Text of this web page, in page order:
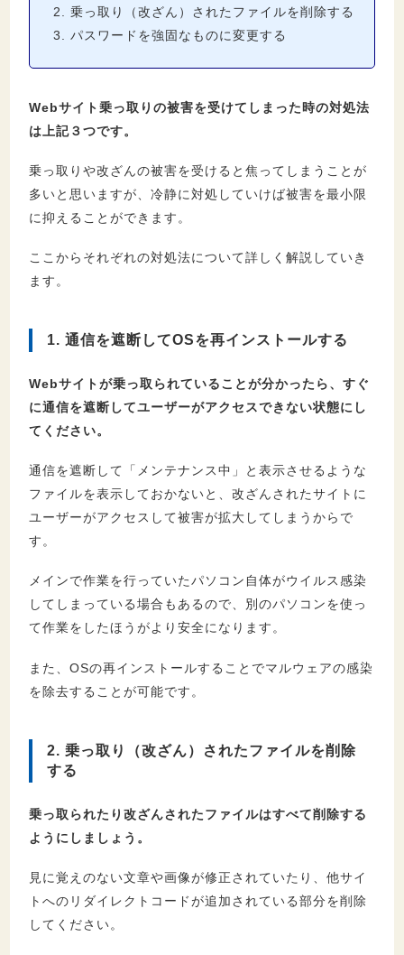
乗っ取り（改ざん）されたファイルを削除する
パスワードを強固なものに変更する
Webサイト乗っ取りの被害を受けてしまった時の対処法
は上記３つです。
乗っ取りや改ざんの被害を受けると焦ってしまうことが
多いと思いますが、冷静に対処していけば被害を最小限
に抑えることができます。
ここからそれぞれの対処法について詳しく解説していき
ます。
1. 通信を遮断してOSを再インストールする
Webサイトが乗っ取られていることが分かったら、すぐ
に通信を遮断してユーザーがアクセスできない状態にし
てください。
通信を遮断して「メンテナンス中」と表示させるような
ファイルを表示しておかないと、改ざんされたサイトに
ユーザーがアクセスして被害が拡大してしまうからで
す。
メインで作業を行っていたパソコン自体がウイルス感染
してしまっている場合もあるので、別のパソコンを使っ
て作業をしたほうがより安全になります。
また、OSの再インストールすることでマルウェアの感染
を除去することが可能です。
2. 乗っ取り（改ざん）されたファイルを削除
する
乗っ取られたり改ざんされたファイルはすべて削除する
ようにしましょう。
見に覚えのない文章や画像が修正されていたり、他サイ
トへのリダイレクトコードが追加されている部分を削除
してください。